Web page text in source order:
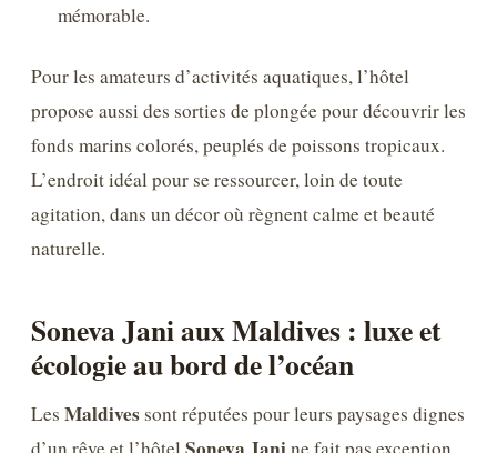
mémorable.
Pour les amateurs d’activités aquatiques, l’hôtel
propose aussi des sorties de plongée pour découvrir les
fonds marins colorés, peuplés de poissons tropicaux.
L’endroit idéal pour se ressourcer, loin de toute
agitation, dans un décor où règnent calme et beauté
naturelle.
Soneva Jani aux Maldives : luxe et
écologie au bord de l’océan
Les Maldives sont réputées pour leurs paysages dignes